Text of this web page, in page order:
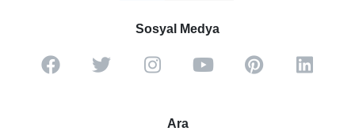
Sosyal Medya
Ara